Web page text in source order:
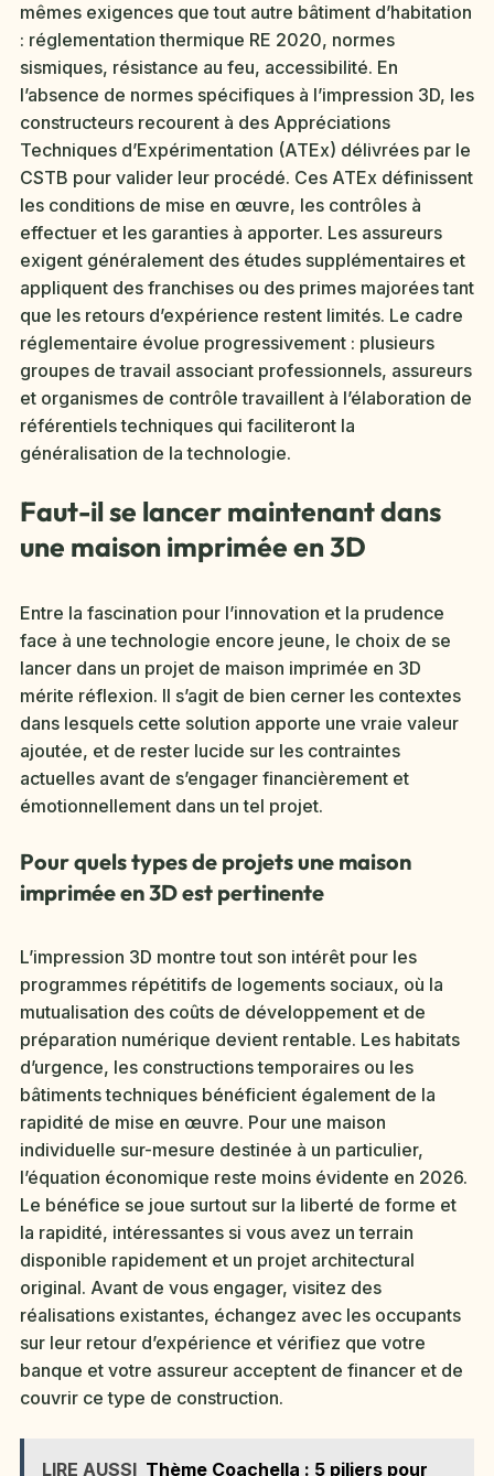
mêmes exigences que tout autre bâtiment d’habitation
: réglementation thermique RE 2020, normes
sismiques, résistance au feu, accessibilité. En
l’absence de normes spécifiques à l’impression 3D, les
constructeurs recourent à des Appréciations
Techniques d’Expérimentation (ATEx) délivrées par le
CSTB pour valider leur procédé. Ces ATEx définissent
les conditions de mise en œuvre, les contrôles à
effectuer et les garanties à apporter. Les assureurs
exigent généralement des études supplémentaires et
appliquent des franchises ou des primes majorées tant
que les retours d’expérience restent limités. Le cadre
réglementaire évolue progressivement : plusieurs
groupes de travail associant professionnels, assureurs
et organismes de contrôle travaillent à l’élaboration de
référentiels techniques qui faciliteront la
généralisation de la technologie.
Faut-il se lancer maintenant dans
une maison imprimée en 3D
Entre la fascination pour l’innovation et la prudence
face à une technologie encore jeune, le choix de se
lancer dans un projet de maison imprimée en 3D
mérite réflexion. Il s’agit de bien cerner les contextes
dans lesquels cette solution apporte une vraie valeur
ajoutée, et de rester lucide sur les contraintes
actuelles avant de s’engager financièrement et
émotionnellement dans un tel projet.
Pour quels types de projets une maison
imprimée en 3D est pertinente
L’impression 3D montre tout son intérêt pour les
programmes répétitifs de logements sociaux, où la
mutualisation des coûts de développement et de
préparation numérique devient rentable. Les habitats
d’urgence, les constructions temporaires ou les
bâtiments techniques bénéficient également de la
rapidité de mise en œuvre. Pour une maison
individuelle sur-mesure destinée à un particulier,
l’équation économique reste moins évidente en 2026.
Le bénéfice se joue surtout sur la liberté de forme et
la rapidité, intéressantes si vous avez un terrain
disponible rapidement et un projet architectural
original. Avant de vous engager, visitez des
réalisations existantes, échangez avec les occupants
sur leur retour d’expérience et vérifiez que votre
banque et votre assureur acceptent de financer et de
couvrir ce type de construction.
LIRE AUSSI Thème Coachella : 5 piliers pour